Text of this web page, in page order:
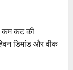
कम कट की
डिमांड और वीक